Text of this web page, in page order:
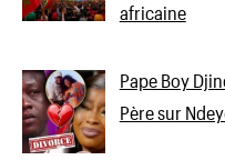
africaine
Pape Boy
Père sur